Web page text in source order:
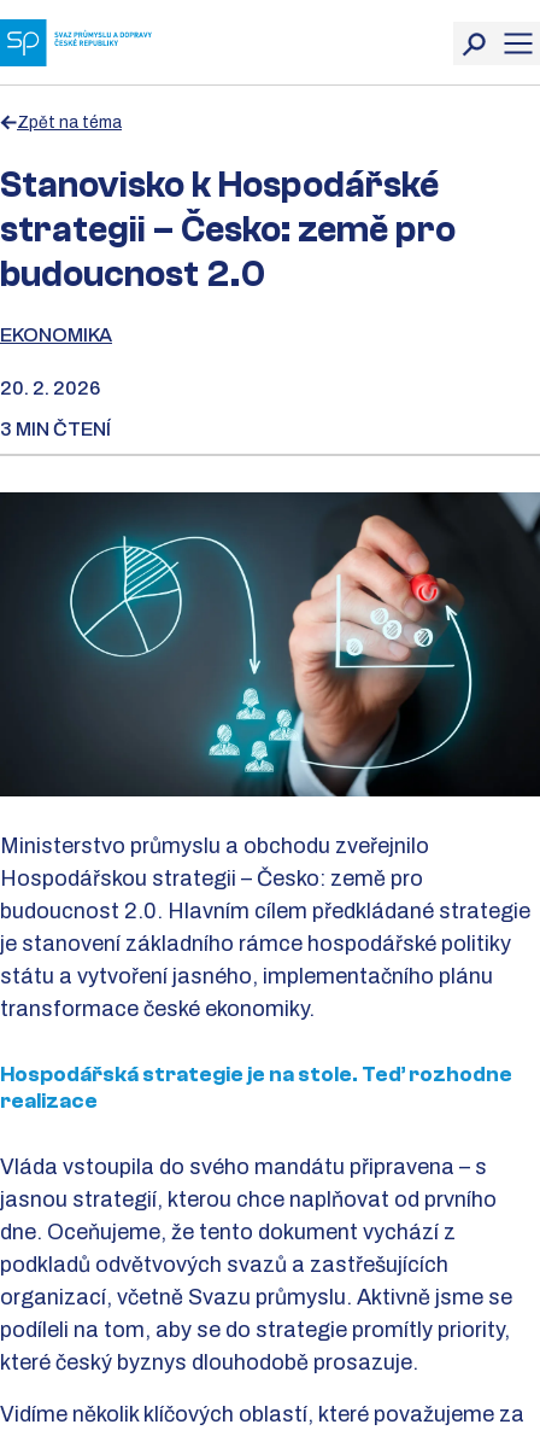
Zpět na téma
Stanovisko k Hospodářské
strategii – Česko: země pro
budoucnost 2.0
EKONOMIKA
20. 2. 2026
3 MIN ČTENÍ
Ministerstvo průmyslu a obchodu zveřejnilo
Hospodářskou strategii – Česko: země pro
budoucnost 2.0. Hlavním cílem předkládané strategie
je stanovení základního rámce hospodářské politiky
státu a vytvoření jasného, implementačního plánu
transformace české ekonomiky.
Hospodářská strategie je na stole. Teď rozhodne
realizace
Vláda vstoupila do svého mandátu připravena – s
jasnou strategií, kterou chce naplňovat od prvního
dne. Oceňujeme, že tento dokument vychází z
podkladů odvětvových svazů a zastřešujících
organizací, včetně Svazu průmyslu. Aktivně jsme se
podíleli na tom, aby se do strategie promítly priority,
které český byznys dlouhodobě prosazuje.
Vidíme několik klíčových oblastí, které považujeme za